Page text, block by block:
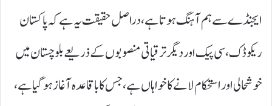
ایجنڈے سے ہم آہنگ ہوتا ہے، دراصل حقیقت یہ ہے کہ پاکستان
ریکوڈک، سی پیک اور دیگر ترقیاتی منصوبوں کے ذریعے بلوچستان میں
خوشحالی اور استحکام لانے کا خواہاں ہے، جس کا باقاعدہ آغاز ہوگیا ہے،